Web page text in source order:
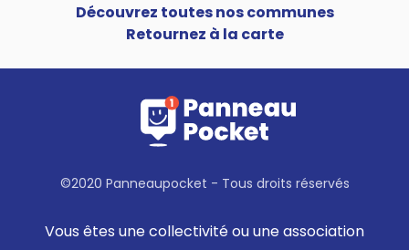
Découvrez toutes nos communes
Retournez à la carte
©2020 Panneaupocket - Tous droits réservés
Vous êtes une collectivité ou une association